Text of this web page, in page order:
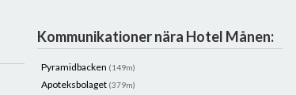
Kommunikationer nära Hotel Månen:
Pyramidbacken (149m)
Apoteksbolaget (379m)